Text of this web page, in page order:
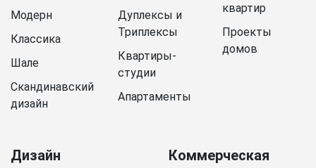
Модерн
Классика
Шале
Скандинавский
дизайн
Дуплексы и
Триплексы
Квартиры-
студии
Апартаменты
квартир
Проекты
домов
Дизайн Коммерческая